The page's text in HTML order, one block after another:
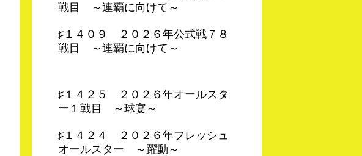
戦目 ～連覇に向けて～
♯１４０９ ２０２６年公式戦７８
戦目 ～連覇に向けて～
♯１４２５ ２０２６年オールスタ
ー１戦目 ～球宴～
♯１４２４ ２０２６年フレッシュ
オールスター ～躍動～